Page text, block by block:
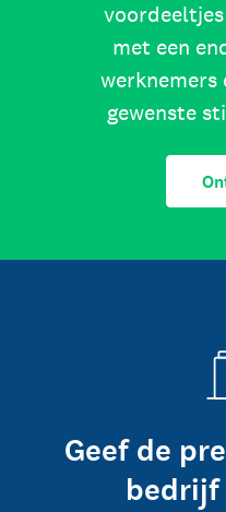
met een
werknemers
gewenste
Geef de
bedrijf